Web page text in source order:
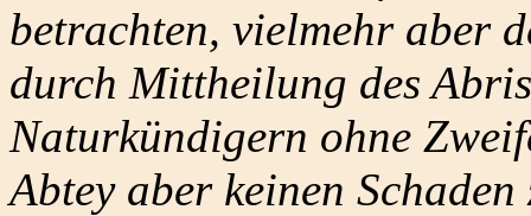
betrachten, vielmehr aber
durch Mittheilung des
Naturkündigern ohne
Abtey aber keinen